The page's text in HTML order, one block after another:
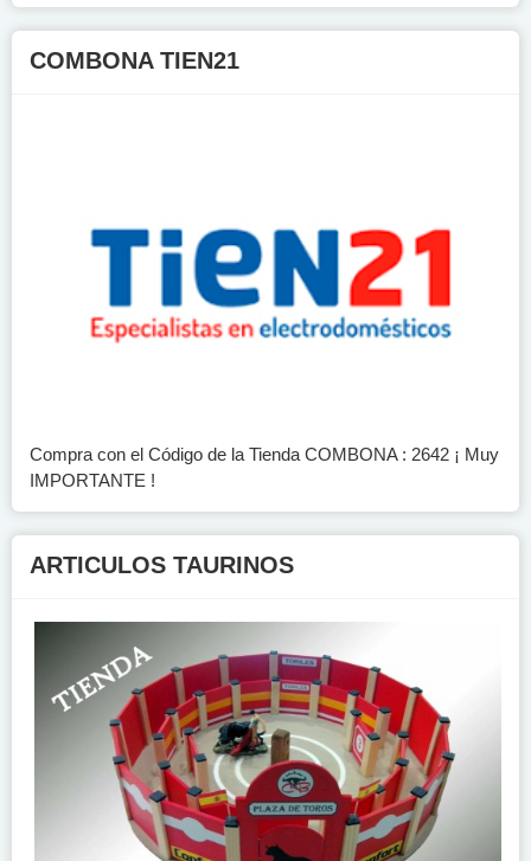
COMBONA TIEN21
Compra con el Código de la Tienda COMBONA : 2642 ¡ Muy
IMPORTANTE !
ARTICULOS TAURINOS